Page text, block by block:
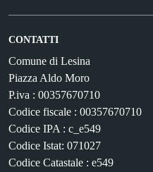
CONTATTI
Comune di Lesina
Piazza Aldo Moro
P.iva : 00357670710
Codice fiscale : 00357670710
Codice IPA : c_e549
Codice Istat: 071027
Codice Catastale : e549